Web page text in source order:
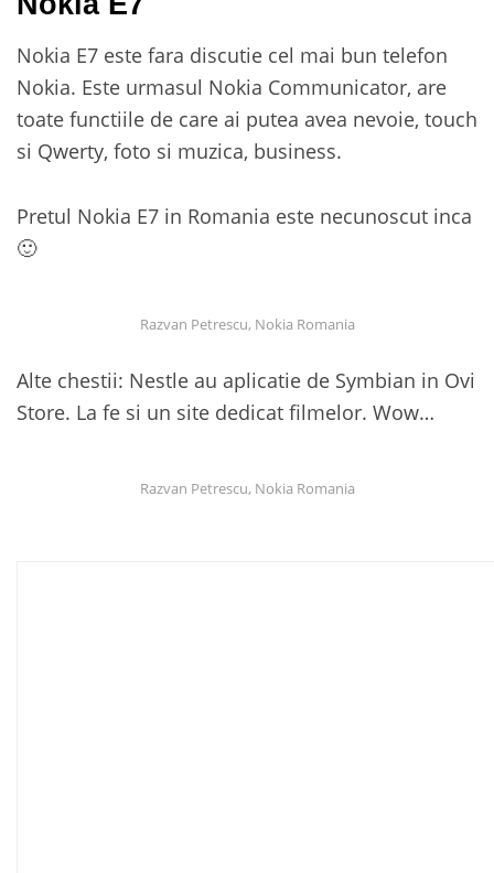
Nokia E7 este fara discutie cel mai bun telefon
Nokia. Este urmasul Nokia Communicator, are
toate functiile de care ai putea avea nevoie, touch
si Qwerty, foto si muzica, business.
Pretul Nokia E7 in Romania este necunoscut inca
🙂
Razvan Petrescu, Nokia Romania
Alte chestii: Nestle au aplicatie de Symbian in Ovi
Store. La fe si un site dedicat filmelor. Wow…
Razvan Petrescu, Nokia Romania